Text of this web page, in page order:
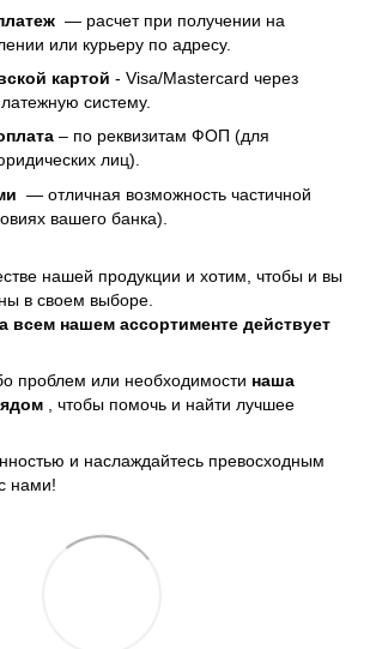
— расчет при получении на
или курьеру по адресу.
картой - Visa/Mastercard через
систему.
– по реквизитам ФОП (для
лиц).
— отличная возможность частичной
вашего банка).
нашей продукции и хотим, чтобы и вы
в своем выборе.
всем нашем ассортименте действует
проблем или необходимости наша
, чтобы помочь и найти лучшее
и наслаждайтесь превосходным
нами!